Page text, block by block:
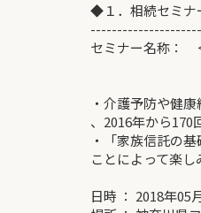
◆１．相続セミナ
セミナー名称：
解いて 家
・介護予防や健
、2016年から170
・「家族信託の
ことによって楽し
日時 ： 2018年05